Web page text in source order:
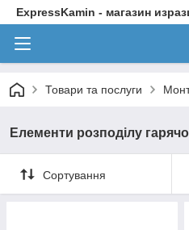
ExpressKamin - магазин
Товари та послуги
Елементи розподілу
Сортування